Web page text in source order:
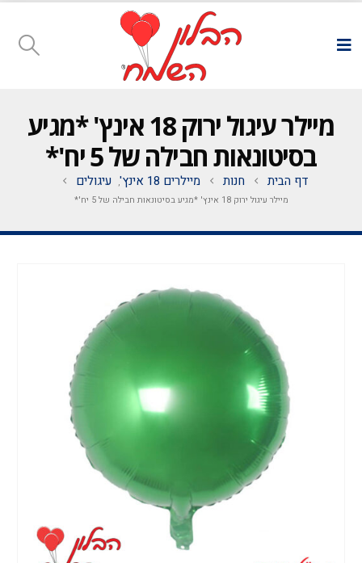
מיילר עיגול ירוק 18 אינץ' *מגיע
בסיטונאות חבילה של 5 יח'*
דף הבית חנות מיילרים 18 אינץ' , עיגולים
מיילר עיגול ירוק 18 אינץ' *מגיע בסיטונאות חבילה של 5 יח'*